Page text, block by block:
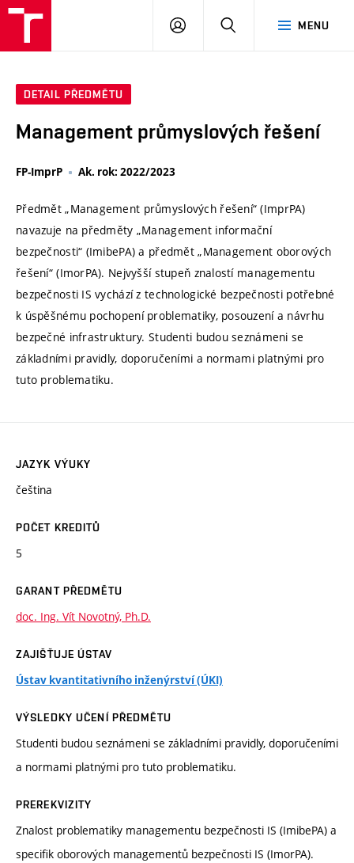
MENU
PŘIHLÁSIT
DETAIL PŘEDMĚTU
Management průmyslových řešení
FP-ImprP Ak. rok: 2022/2023
Předmět „Management průmyslových řešení“ (ImprPA)
navazuje na předměty „Management informační
bezpečnosti“ (ImibePA) a předmět „Management oborových
řešení“ (ImorPA). Nejvyšší stupeň znalostí managementu
bezpečnosti IS vychází z technologické bezpečnosti potřebné
k úspěšnému pochopení problematiky, posouzení a návrhu
bezpečné infrastruktury. Studenti budou seznámeni se
základními pravidly, doporučeními a normami platnými pro
tuto problematiku.
JAZYK VÝUKY
čeština
POČET KREDITŮ
5
GARANT PŘEDMĚTU
doc. Ing. Vít Novotný, Ph.D.
ZAJIŠŤUJE ÚSTAV
Ústav kvantitativního inženýrství (ÚKI)
VÝSLEDKY UČENÍ PŘEDMĚTU
Studenti budou seznámeni se základními pravidly, doporučeními
a normami platnými pro tuto problematiku.
PREREKVIZITY
Znalost problematiky managementu bezpečnosti IS (ImibePA) a
specifik oborových managementů bezpečnosti IS (ImorPA).